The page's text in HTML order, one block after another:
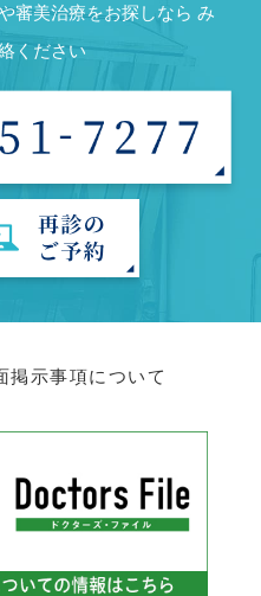
審美治療をお探しなら み
ください